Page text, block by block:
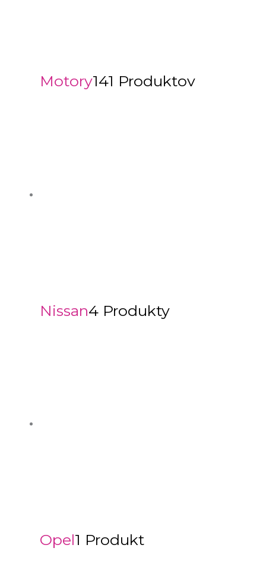
Motory141 Produktov
Nissan4 Produkty
Opel1 Produkt